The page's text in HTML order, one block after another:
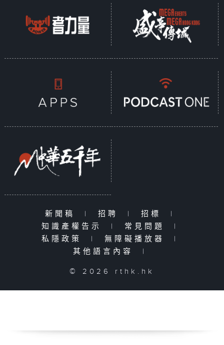
新聞稿 | 招聘 | 招標
|
知識產權告示
| 常見問題
|
私隱政策
| 無障礙播放器
|
其他語言內容
|
© 2026 rthk.hk